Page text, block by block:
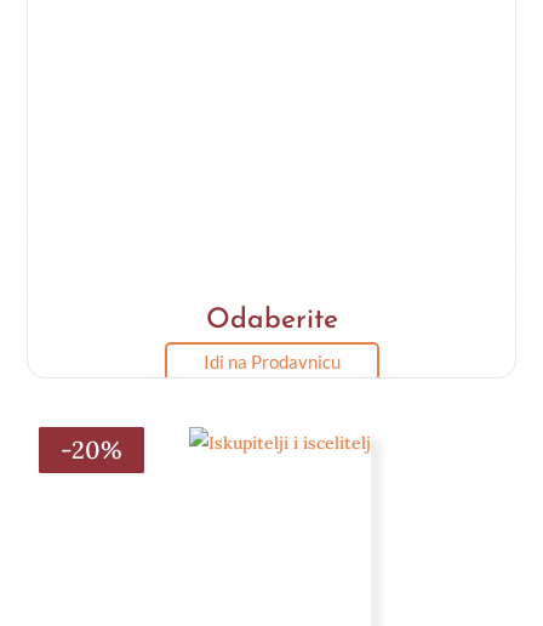
Odaberite
Idi na Prodavnicu
-20%
-20%
-20%
-20%
-20%
-20%